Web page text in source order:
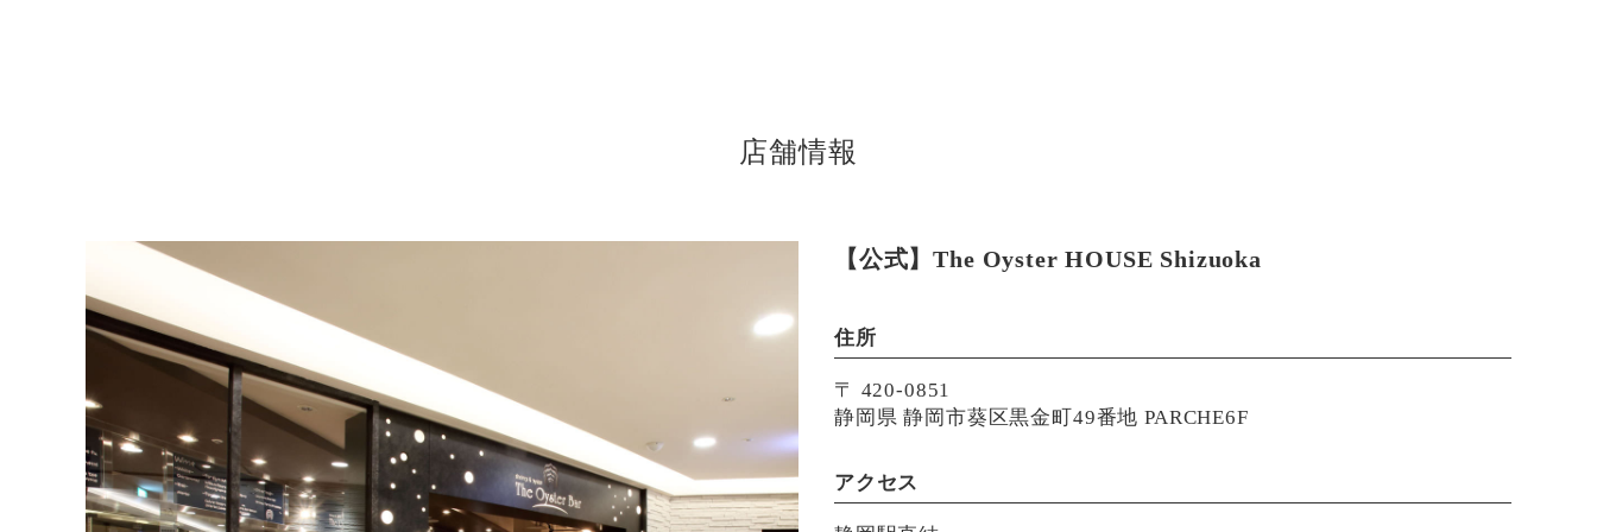
店舗情報
【公式】The Oyster HOUSE Shizuoka
住所
〒 420-0851
静岡県 静岡市葵区黒金町49番地 PARCHE6F
アクセス